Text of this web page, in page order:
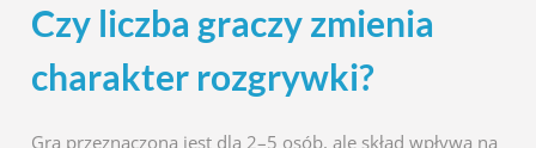
Czy liczba graczy zmienia
charakter rozgrywki?
Gra przeznaczona jest dla 2–5 osób, ale skład wpływa na